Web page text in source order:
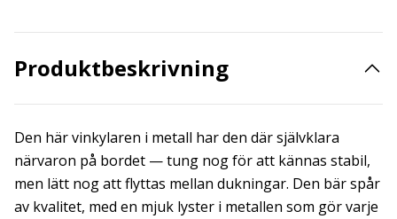
Produktbeskrivning
Den här vinkylaren i metall har den där självklara
närvaron på bordet — tung nog för att kännas stabil,
men lätt nog att flyttas mellan dukningar. Den bär spår
av kvalitet, med en mjuk lyster i metallen som gör varje